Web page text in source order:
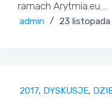
ramach Arytmia.eu.…
admin 23 listopada
2017, DYSKUSJE,